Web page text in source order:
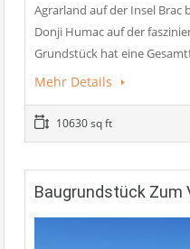
Agrarland auf der Insel Brac
Donji Humac auf der
Grundstück hat eine
Mehr Details
10630 sq ft
Baugrundstück Zum